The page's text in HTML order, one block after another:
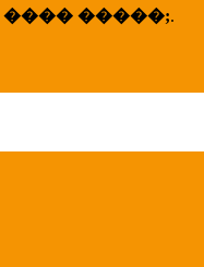
�����;.